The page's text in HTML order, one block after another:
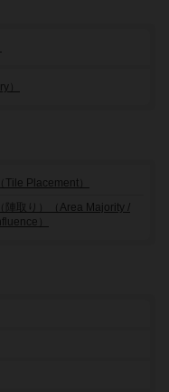
）
Placement）
陣取り）（Area Majority /
）